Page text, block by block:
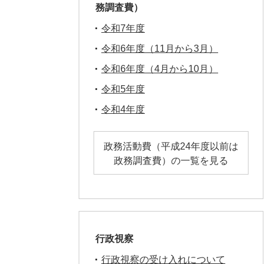
務調査費）
令和7年度
令和6年度（11月から3月）
令和6年度（4月から10月）
令和5年度
令和4年度
政務活動費（平成24年度以前は
政務調査費）の一覧を見る
行政視察
行政視察の受け入れについて